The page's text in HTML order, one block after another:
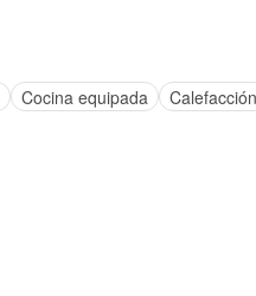
Cocina equipada Calefacción